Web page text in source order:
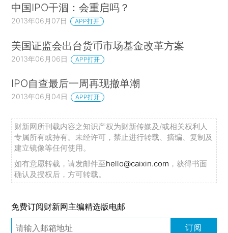
中国IPO干涸：会重启吗？
2013年06月07日 APP打开
美国证监会出台货币市场基金改革方案
2013年06月06日 APP打开
IPO自查最后一周再现撤单潮
2013年06月04日 APP打开
财新网所刊载内容之知识产权为财新传媒及/或相关权利人
专属所有或持有。未经许可，禁止进行转载、摘编、复制及
建立镜像等任何使用。
如有意愿转载，请发邮件至hello@caixin.com ，获得书面
确认及授权后，方可转载。
免费订阅财新网主编精选版电邮
订阅